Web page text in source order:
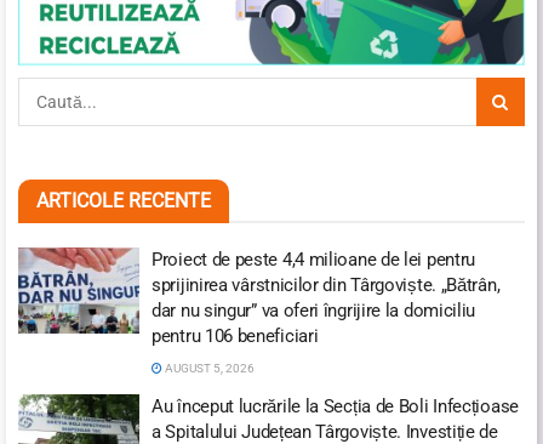
ARTICOLE RECENTE
Proiect de peste 4,4 milioane de lei pentru
sprijinirea vârstnicilor din Târgoviște. „Bătrân,
dar nu singur” va oferi îngrijire la domiciliu
pentru 106 beneficiari
AUGUST 5, 2026
Au început lucrările la Secția de Boli Infecțioase
a Spitalului Județean Târgoviște. Investiție de